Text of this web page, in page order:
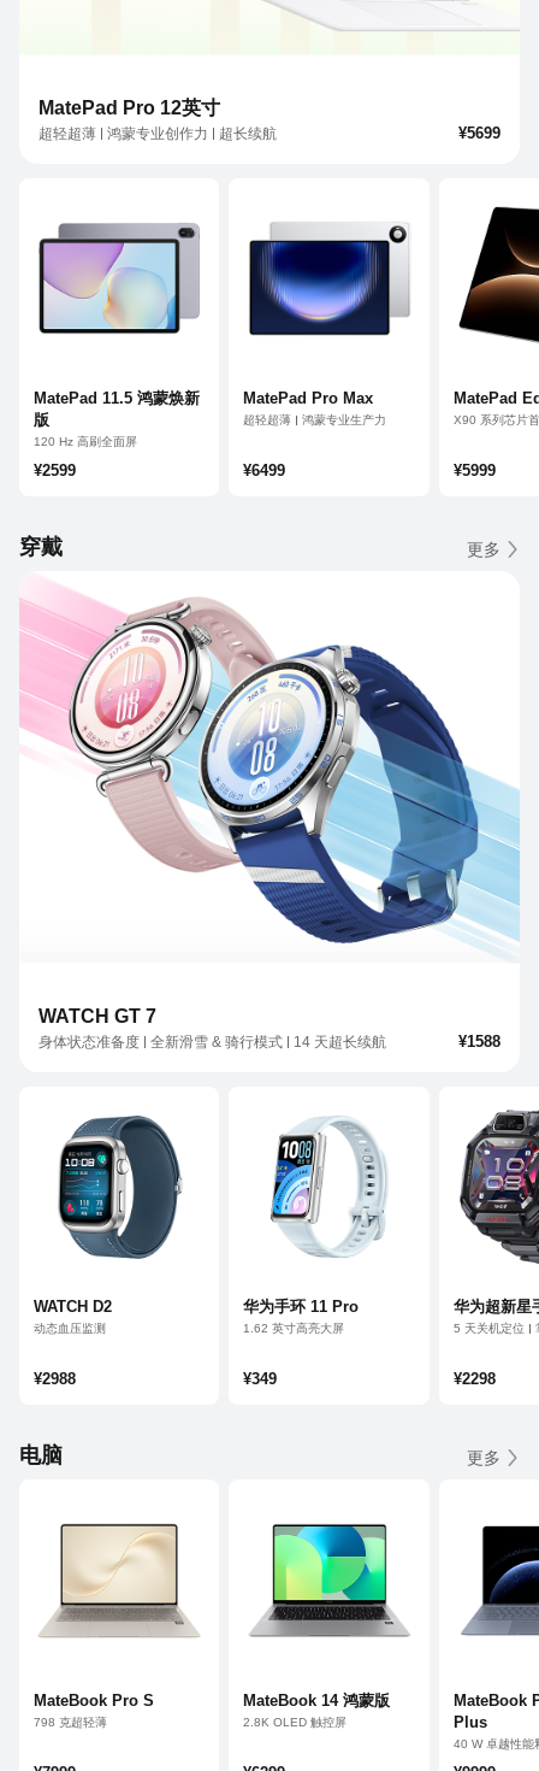
MatePad Pro 12英寸
超轻超薄 鸿蒙专业创作力 超长续航 ¥5699
MatePad 11.5 鸿蒙焕新
版
120 Hz 高刷全面屏
10100 mAh 大电池
¥2599
MatePad Pro Max
超轻超薄
鸿蒙专业生产力
¥6499
MatePad
X90 系列芯片
¥5999
穿戴 更多
WATCH GT 7
身体状态准备度 全新滑雪 & 骑行模式 14 天超长续航 ¥1588
WATCH D2
动态血压监测
¥2988
华为手环 11 Pro
1.62 英寸高亮大屏
¥349
华为超新星
5 天关机定位
¥2298
电脑 更多
MateBook Pro S
798 克超轻薄
MateBook 14 鸿蒙版
2.8K OLED 触控屏
MateBook
Plus
40 W 卓越性能